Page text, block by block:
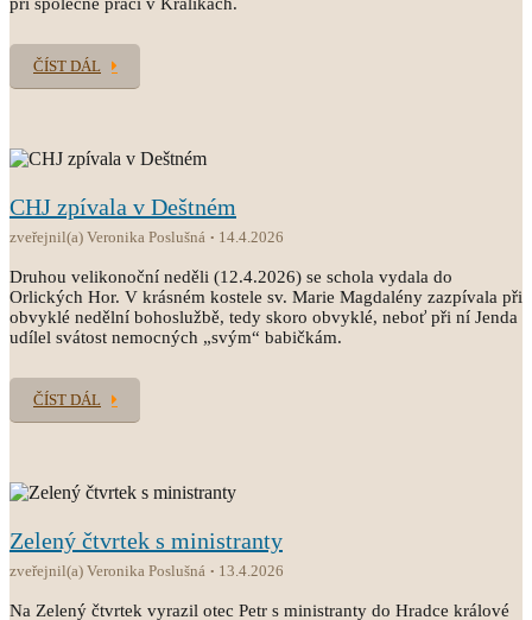
ČÍST DÁL
CHJ zpívala v Deštném
zveřejnil(a) Veronika Poslušná 14.4.2026
Druhou velikonoční neděli (12.4.2026) se schola vydala do
Orlických Hor. V krásném kostele sv. Marie Magdalény zazpívala při
obvyklé nedělní bohoslužbě, tedy skoro obvyklé, neboť při ní Jenda
udílel svátost nemocných „svým“ babičkám.
ČÍST DÁL
Zelený čtvrtek s ministranty
zveřejnil(a) Veronika Poslušná 13.4.2026
Na Zelený čtvrtek vyrazil otec Petr s ministranty do Hradce králové